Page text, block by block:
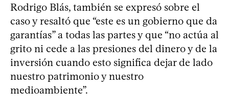
Rodrigo Blás, también se expresó sobre el
caso y resaltó que “este es un gobierno que da
garantías” a todas las partes y que “no actúa al
grito ni cede a las presiones del dinero y de la
inversión cuando esto significa dejar de lado
nuestro patrimonio y nuestro
medioambiente”.